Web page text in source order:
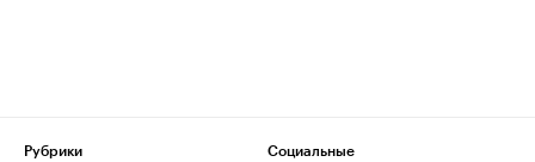
Рубрики
Социальные